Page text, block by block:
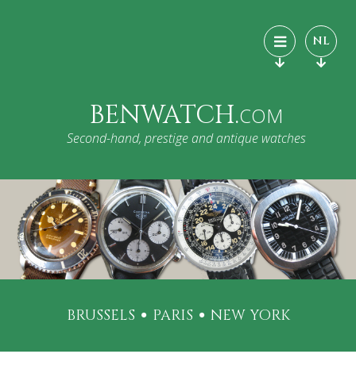
NL
BENWATCH.COM
Second-hand, prestige and antique watches
BRUSSELS PARIS NEW YORK